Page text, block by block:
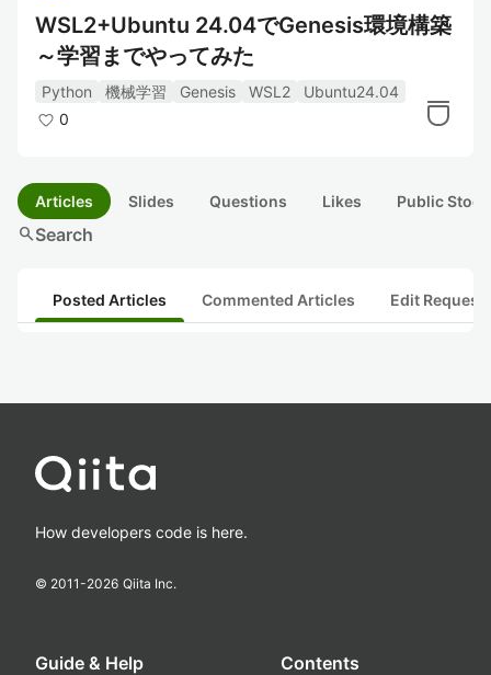
WSL2+Ubuntu 24.04でGenesis環境構築
～学習までやってみた
Python 機械学習 Genesis WSL2
Ubuntu24.04
0
Articles Slides Questions Likes Public
searchSearch
Posted Articles Commented Articles Edit
How developers code is here.
© 2011-2026 Qiita Inc.
Guide & Help Contents